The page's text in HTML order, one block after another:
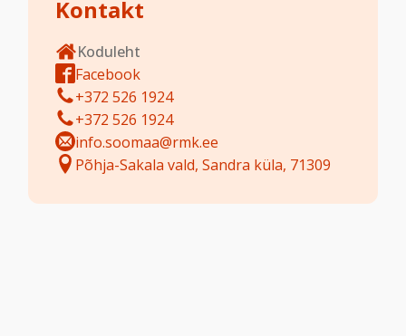
Kontakt
Koduleht
Facebook
+372 526 1924
+372 526 1924
info.soomaa@rmk.ee
Põhja-Sakala vald, Sandra küla, 71309